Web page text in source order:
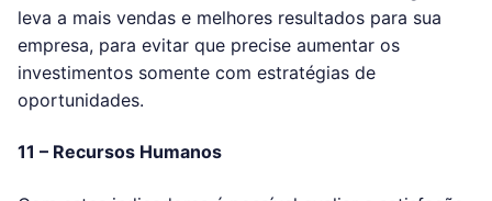
leva a mais vendas e melhores resultados para sua
empresa, para evitar que precise aumentar os
investimentos somente com estratégias de
oportunidades.
11 – Recursos Humanos